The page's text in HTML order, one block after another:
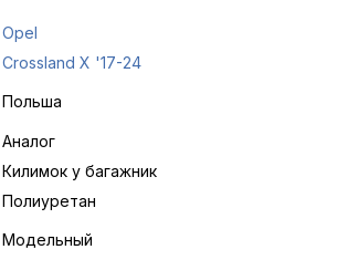
Opel
Crossland X '17-24
Польша
Аналог
Килимок у багажник
Полиуретан
Модельный